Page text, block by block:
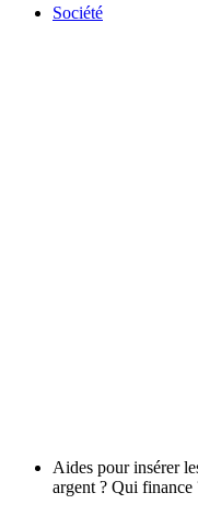
Société
Aides pour insérer
argent ? Qui finance